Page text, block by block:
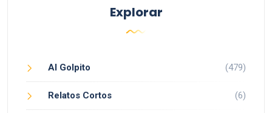
Explorar
Al Golpito (479)
Relatos Cortos (6)